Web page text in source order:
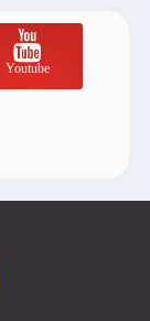
Youtube